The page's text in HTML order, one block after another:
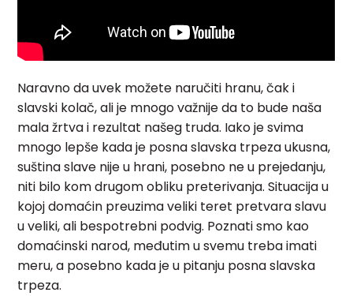
Naravno da uvek možete naručiti hranu, čak i
slavski kolač, ali je mnogo važnije da to bude naša
mala žrtva i rezultat našeg truda. Iako je svima
mnogo lepše kada je posna slavska trpeza ukusna,
suština slave nije u hrani, posebno ne u prejedanju,
niti bilo kom drugom obliku preterivanja. Situacija u
kojoj domaćin preuzima veliki teret pretvara slavu
u veliki, ali bespotrebni podvig. Poznati smo kao
domaćinski narod, međutim u svemu treba imati
meru, a posebno kada je u pitanju posna slavska
trpeza.